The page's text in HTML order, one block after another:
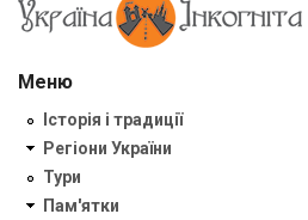
Меню
Історія і традиції
Регіони України
Тури
Пам'ятки